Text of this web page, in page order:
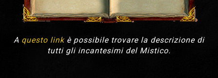
A questo linkè possibile trovare la descrizione di
tutti gli incantesimi del Mistico.